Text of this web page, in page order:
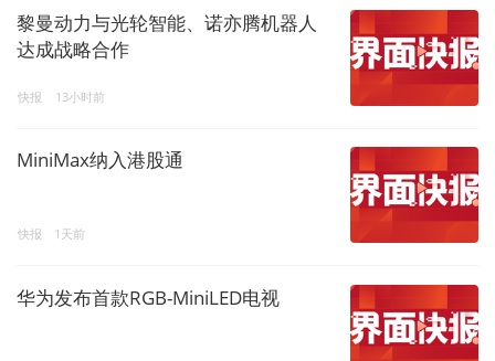
黎曼动力与光轮智能、诺亦腾机器人
达成战略合作
快报 13小时前
MiniMax纳入港股通
快报 1天前
华为发布首款RGB-MiniLED电视